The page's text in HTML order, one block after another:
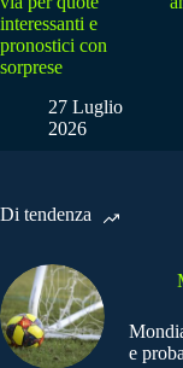
interessanti e
pronostici con
sorprese
27 Luglio
2026
Di tendenza
e